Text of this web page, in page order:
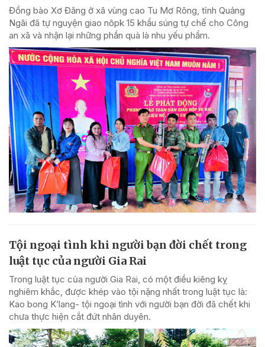
Đồng bào Xơ Đăng ở xã vùng cao Tu Mơ Rông, tỉnh Quảng
Ngãi đã tự nguyện giao nôpk 15 khẩu súng tự chế cho Công
an xã và nhận lại những phần quà là nhu yếu phẩm.
Tội ngoại tình khi người bạn đời chết trong
luật tục của người Gia Rai
Trong luật tục của người Gia Rai, có một điều kiêng kỵ
nghiêm khắc, được khép vào tội nặng nhất trong luật tục là:
Kao bong K’lang- tội ngoại tình với người bạn đời đã chết khi
chưa thực hiện cắt đứt nhân duyên.